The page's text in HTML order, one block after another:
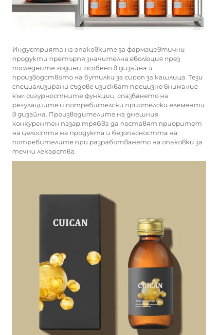
Индустрията на опаковките за фармацевтични
продукти претърпя значителна еволюция през
последните години, особено в дизайна и
производството на бутилки за сироп за кашлица. Тези
специализирани съдове изискват прецизно внимание
към сигурностните функции, спазването на
регулациите и потребителски приятелски елементи
в дизайна. Производителите на днешния
конкурентен пазар трябва да поставят приоритет
на целостта на продукта и безопасността на
потребителите при разработването на опаковки за
течни лекарства.